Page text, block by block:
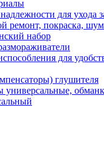
для ухода
ремонт, покраска,
набор
для
глушителя